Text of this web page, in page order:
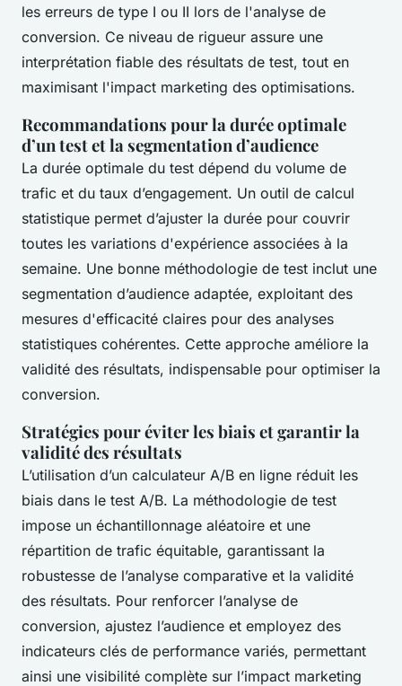
les erreurs de type I ou II lors de l'analyse de
conversion. Ce niveau de rigueur assure une
interprétation fiable des résultats de test, tout en
maximisant l'impact marketing des optimisations.
Recommandations pour la durée optimale
d’un test et la segmentation d’audience
La durée optimale du test dépend du volume de
trafic et du taux d’engagement. Un outil de calcul
statistique permet d’ajuster la durée pour couvrir
toutes les variations d'expérience associées à la
semaine. Une bonne méthodologie de test inclut une
segmentation d’audience adaptée, exploitant des
mesures d'efficacité claires pour des analyses
statistiques cohérentes. Cette approche améliore la
validité des résultats, indispensable pour optimiser la
conversion.
Stratégies pour éviter les biais et garantir la
validité des résultats
L’utilisation d’un calculateur A/B en ligne réduit les
biais dans le test A/B. La méthodologie de test
impose un échantillonnage aléatoire et une
répartition de trafic équitable, garantissant la
robustesse de l’analyse comparative et la validité
des résultats. Pour renforcer l’analyse de
conversion, ajustez l’audience et employez des
indicateurs clés de performance variés, permettant
ainsi une visibilité complète sur l’impact marketing